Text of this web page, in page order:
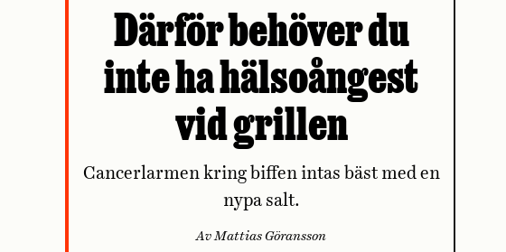
Därför behöver du
inte ha hälsoångest
vid grillen
Cancerlarmen kring biffen intas bäst med en
nypa salt.
Av Mattias Göransson